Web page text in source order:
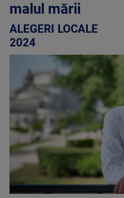
malul mării
ALEGERI LOCALE
2024